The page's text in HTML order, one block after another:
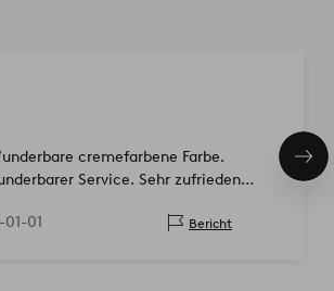
cremefarbene Farbe.
Service. Sehr zufrieden
01-01 Bericht